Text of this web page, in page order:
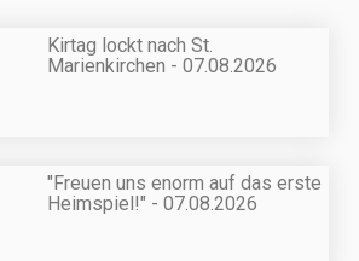
Kirtag lockt nach St.
Marienkirchen - 07.08.2026
"Freuen uns enorm auf das erste
Heimspiel!" - 07.08.2026